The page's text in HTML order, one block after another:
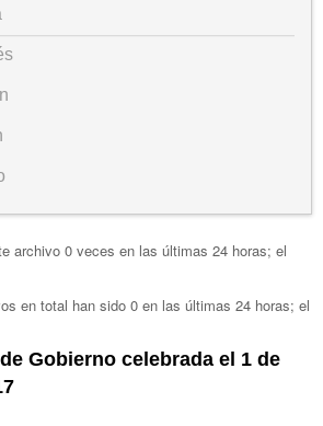
archivo 0 veces en las últimas 24 horas; el
en total han sido 0 en las últimas 24 horas; el
Gobierno celebrada el 1 de